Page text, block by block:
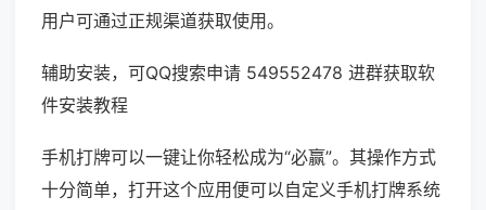
用户可通过正规渠道获取使用。
辅助安装，可QQ搜索申请 549552478 进群获取软
件安装教程
手机打牌可以一键让你轻松成为“必赢”。其操作方式
十分简单，打开这个应用便可以自定义手机打牌系统